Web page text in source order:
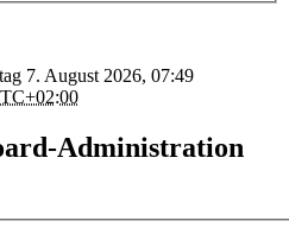
7. August 2026, 07:49
Administration